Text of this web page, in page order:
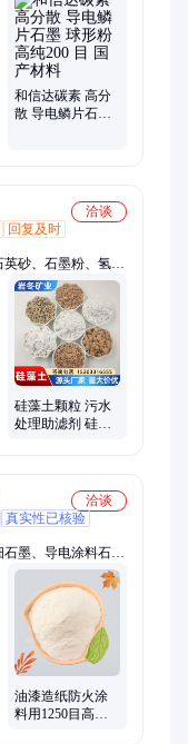
和信达碳素 高分
散 导电鳞片石墨
洽谈
回复及时
砂、石墨粉、氢氧
硅灰粉、活性白土
硅藻土颗粒 污水
处理助滤剂 硅藻
洽谈
真实性已核验
墨、导电涂料石墨
橡胶涂、煅烧高岭
油漆造纸防火涂
料用1250目高岭